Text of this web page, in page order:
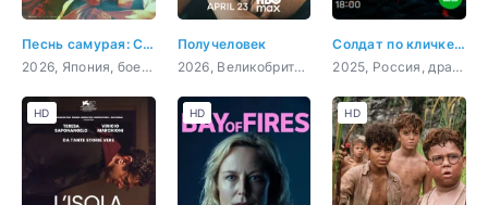
Песнь самурая: Судьбоносная битва в Киото
2026, Япония, боевик, драма
Получеловек
2026, Великобритания, США, драма
Солдат по кличке Рекс
2025, Россия, драма, военный
HD HD HD